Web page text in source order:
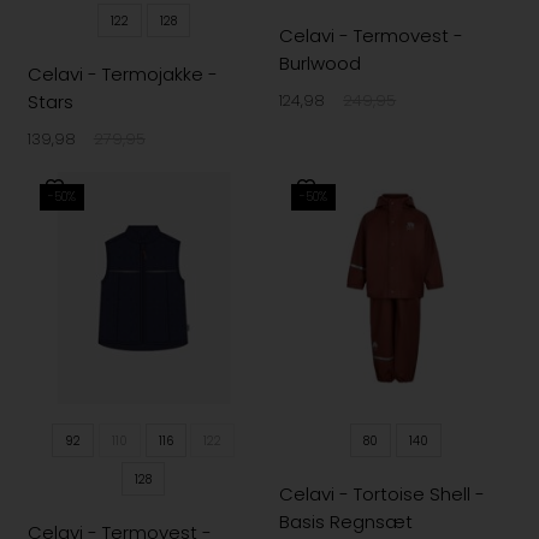
122 128
Celavi - Termojakke -
Stars
139,98
Celavi - Termovest -
Burlwood
124,98
-50%
92 116
128
Celavi - Termovest -
-50%
80 140
Celavi - Tortoise Shell -
Basis Regnsæt